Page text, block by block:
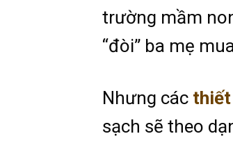
trường mầm
“đòi” ba mẹ
Nhưng các thiết
sạch sẽ theo